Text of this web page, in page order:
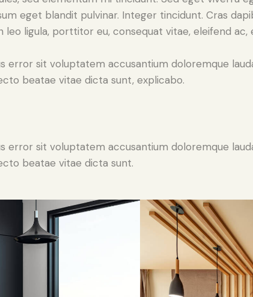
eget blandit pulvinar. Integer tincidunt. Cras
ligula, porttitor eu, consequat vitae, eleifend ac,
error sit voluptatem accusantium doloremque
beatae vitae dicta sunt, explicabo.
error sit voluptatem accusantium doloremque
beatae vitae dicta sunt.